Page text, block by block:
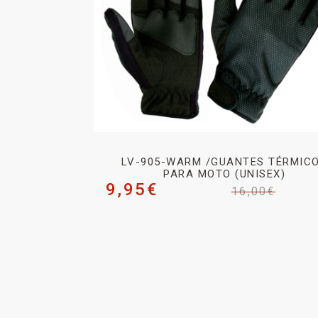
LV-905-WARM /GUANTES
PARA MOTO (UNISEX)
16,00€
9,95€